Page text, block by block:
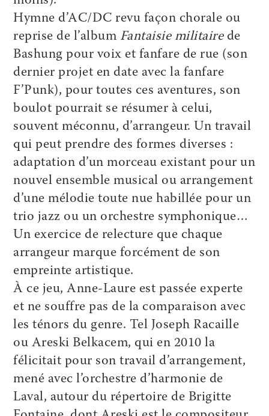
Hymne d’AC/DC revu façon chorale ou
reprise de l’album Fantaisie militairede
Bashung pour voix et fanfare de rue (son
dernier projet en date avec la fanfare
F’Punk), pour toutes ces aventures, son
boulot pourrait se résumer à celui,
souvent méconnu, d’arrangeur. Un travail
qui peut prendre des formes diverses :
adaptation d’un morceau existant pour un
nouvel ensemble musical ou arrangement
d’une mélodie toute nue habillée pour un
trio jazz ou un orchestre symphonique…
Un exercice de relecture que chaque
arrangeur marque forcément de son
empreinte artistique.
À ce jeu, Anne-Laure est passée experte
et ne souffre pas de la comparaison avec
les ténors du genre. Tel Joseph Racaille
ou Areski Belkacem, qui en 2010 la
félicitait pour son travail d’arrangement,
mené avec l’orchestre d’harmonie de
Laval, autour du répertoire de Brigitte